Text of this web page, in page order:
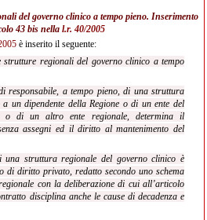
del governo clinico a tempo pieno. Inserimento
43 bis nella l.r. 40/2005
è inserito il seguente:
regionali del governo clinico a tempo
responsabile, a tempo pieno, di una struttura
un dipendente della Regione o di un ente del
o di un altro ente regionale, determina il
assegni ed il diritto al mantenimento del
struttura regionale del governo clinico è
di diritto privato, redatto secondo uno schema
con la deliberazione di cui all’articolo
disciplina anche le cause di decadenza e